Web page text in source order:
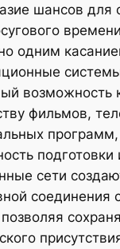
шансов для
одним
возможность
фильмов,
сети
соединения